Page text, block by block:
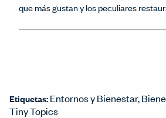
que más gustan y los peculiares
Etiquetas:Entornos y Bienestar
Tiny Topics